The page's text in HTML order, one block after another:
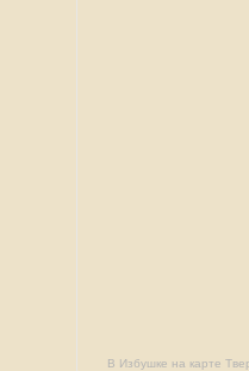
В Избушке на карте